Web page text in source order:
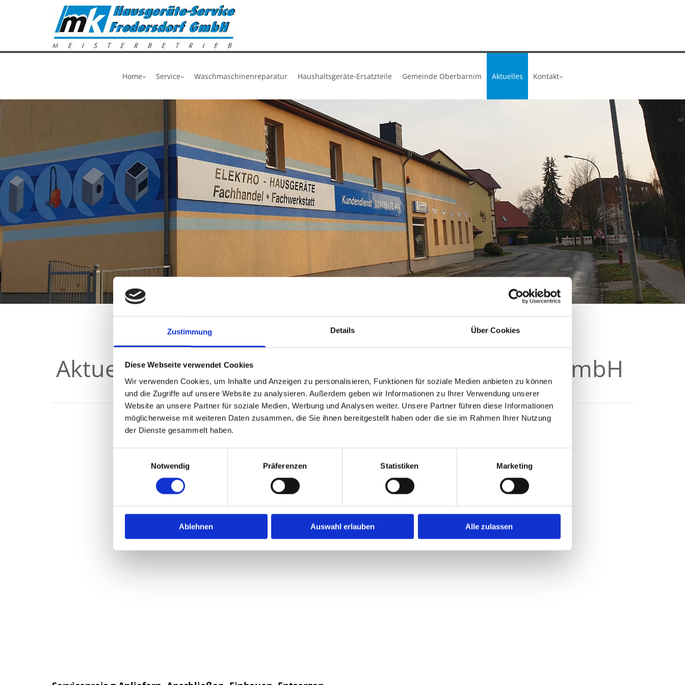
Zustimmung Details Über Cookies
Diese Webseite verwendet Cookies
Wir verwenden Cookies, um Inhalte und Anzeigen zu personalisieren, Funktionen für soziale Medien anbieten zu können
und die Zugriffe auf unsere Website zu analysieren. Außerdem geben wir Informationen zu Ihrer Verwendung unserer
Website an unsere Partner für soziale Medien, Werbung und Analysen weiter. Unsere Partner führen diese Informationen
möglicherweise mit weiteren Daten zusammen, die Sie ihnen bereitgestellt haben oder die sie im Rahmen Ihrer Nutzung
der Dienste gesammelt haben.
Notwendig
Präferenzen Statistiken Marketing
Ablehnen Auswahl erlauben Alle zulassen
Zum Inhalt springen
Home Service Waschmaschinenreparatur Haushaltsgeräte-Ersatzteile Gemeinde Oberbarnim Aktuelles Kontakt
Aktuelles - MK Hausgeräte Service Fredersdorf GmbH